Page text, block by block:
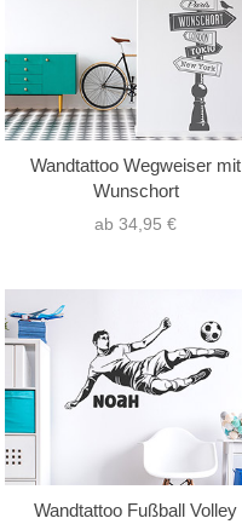
Wandtattoo Wegweiser mit
Wunschort
ab 34,95 €
Wandtattoo Fußball Volley